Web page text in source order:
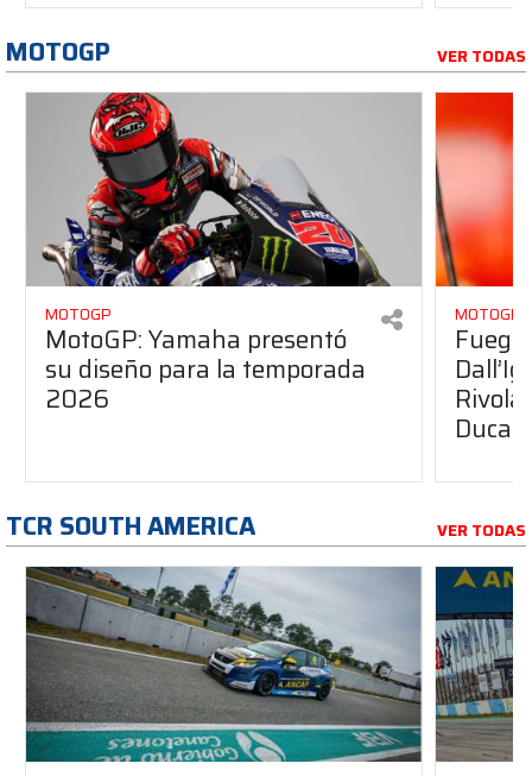
MOTOGP VER TODAS
MOTOGP
MotoGP: Yamaha presentó
su diseño para la temporada
2026
MOTOGP
Ducati
TCR SOUTH AMERICA VER TODAS